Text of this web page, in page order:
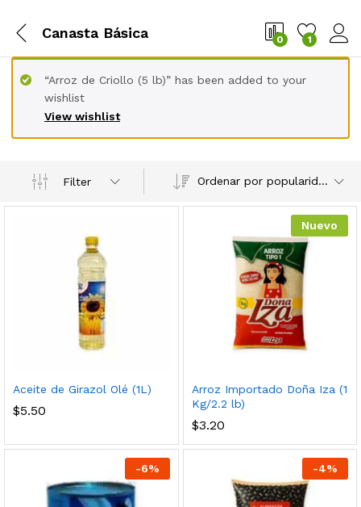
Canasta Básica 0 1
View wishlist
“Arroz de Criollo (5 lb)” has been added to your
wishlist
Filter Ordenar por popularidad
Aceite de Girazol Olé (1L)
$5.50
Nuevo
Arroz Importado Doña Iza (1
Kg/2.2 lb)
$3.20
-6% -4%